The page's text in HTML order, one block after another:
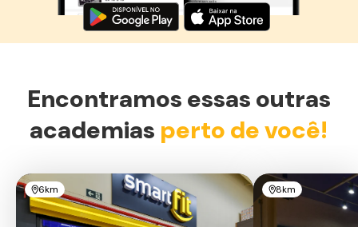
Encontramos essas outras
academias perto de você!
6km 8km